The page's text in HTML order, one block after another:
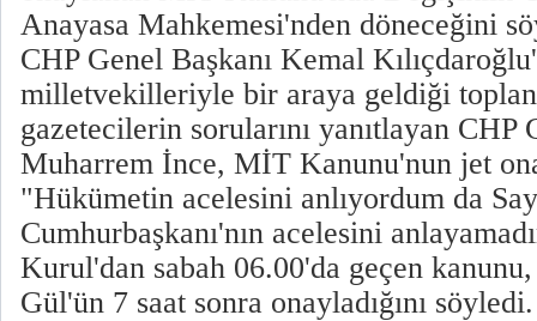
Anayasa Mahkemesi'nden döneceğini
CHP Genel Başkanı Kemal
milletvekilleriyle bir araya geldiği
gazetecilerin sorularını yanıtlayan
Muharrem İnce, MİT Kanunu'nun jet
"Hükümetin acelesini anlıyordum da
Cumhurbaşkanı'nın acelesini
Kurul'dan sabah 06.00'da geçen kanunu,
Gül'ün 7 saat sonra onayladığını